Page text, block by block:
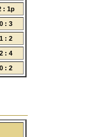
: 1p
0 : 3
1 : 2
2 : 4
0 : 2